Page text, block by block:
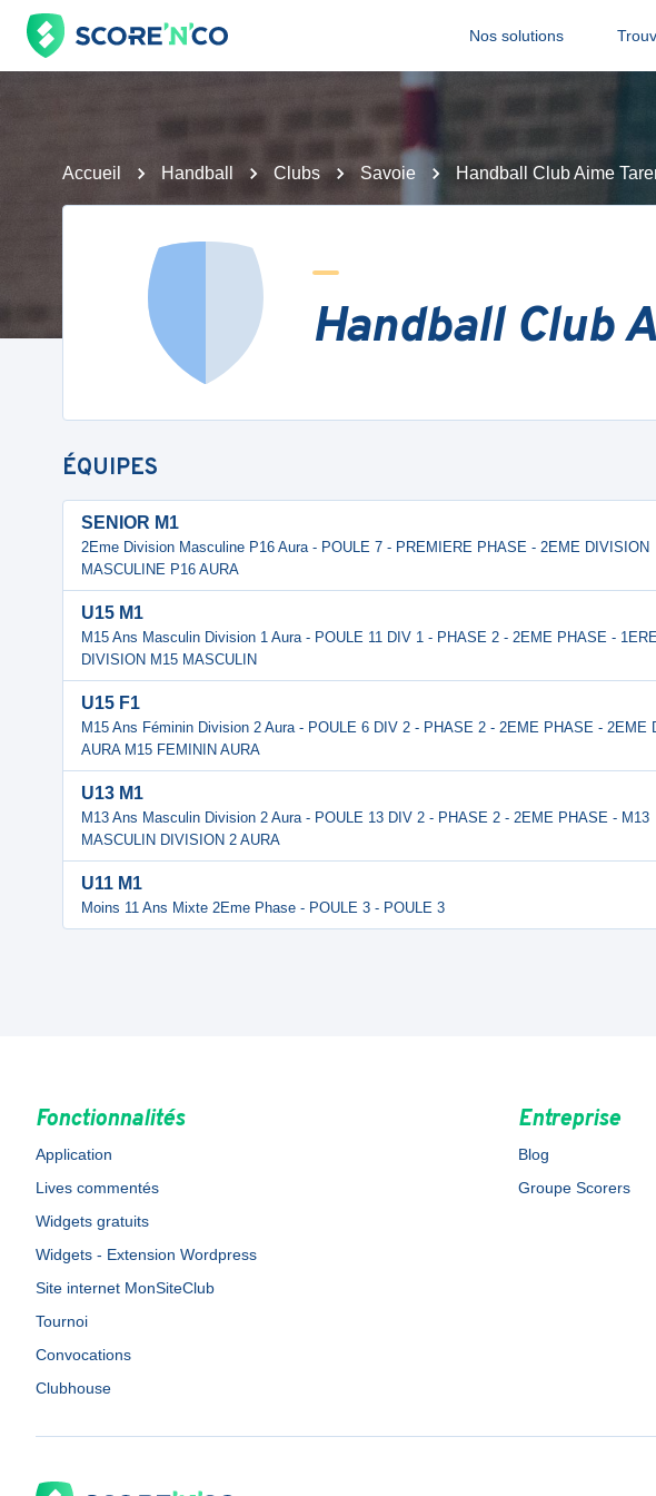
Nos solutions
Accueil Handball Clubs Savoie Handball Club Aime
Handball Club
ÉQUIPES
SENIOR M1
2Eme Division Masculine P16 Aura - POULE 7 - PREMIERE PHASE - 2EME DIVISION
MASCULINE P16 AURA
U15 M1
M15 Ans Masculin Division 1 Aura - POULE 11 DIV 1 - PHASE 2 - 2EME PHASE -
DIVISION M15 MASCULIN
U15 F1
M15 Ans Féminin Division 2 Aura - POULE 6 DIV 2 - PHASE 2 - 2EME PHASE - 2EME
AURA M15 FEMININ AURA
U13 M1
M13 Ans Masculin Division 2 Aura - POULE 13 DIV 2 - PHASE 2 - 2EME PHASE - M13
MASCULIN DIVISION 2 AURA
U11 M1
Moins 11 Ans Mixte 2Eme Phase - POULE 3 - POULE 3
Fonctionnalités
Application
Lives commentés
Widgets gratuits
Widgets - Extension Wordpress
Site internet MonSiteClub
Tournoi
Convocations
Clubhouse
Entreprise
Blog
Groupe Scorers